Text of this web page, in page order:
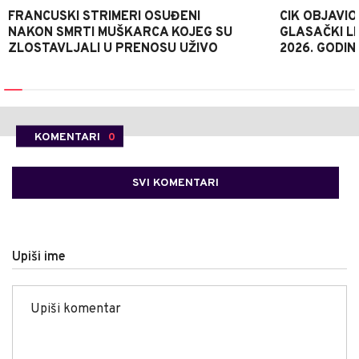
FRANCUSKI STRIMERI OSUĐENI
NAKON SMRTI MUŠKARCA KOJEG SU
ZLOSTAVLJALI U PRENOSU UŽIVO
CIK
GLASAČKI
2026.
KOMENTARI 0
SVI KOMENTARI
Upiši ime